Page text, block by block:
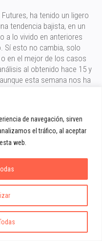
de navegación, sirven
el tráfico, al aceptar
web.
ha tenido un ligero
tendencia bajista, en un
a lo vivido en anteriores
Sí esto no cambia, solo
en el mejor de los casos
al obtenido hace 15 y
esta semana nos ha
y venta diarios así
días, pero no cambia la
de momento.